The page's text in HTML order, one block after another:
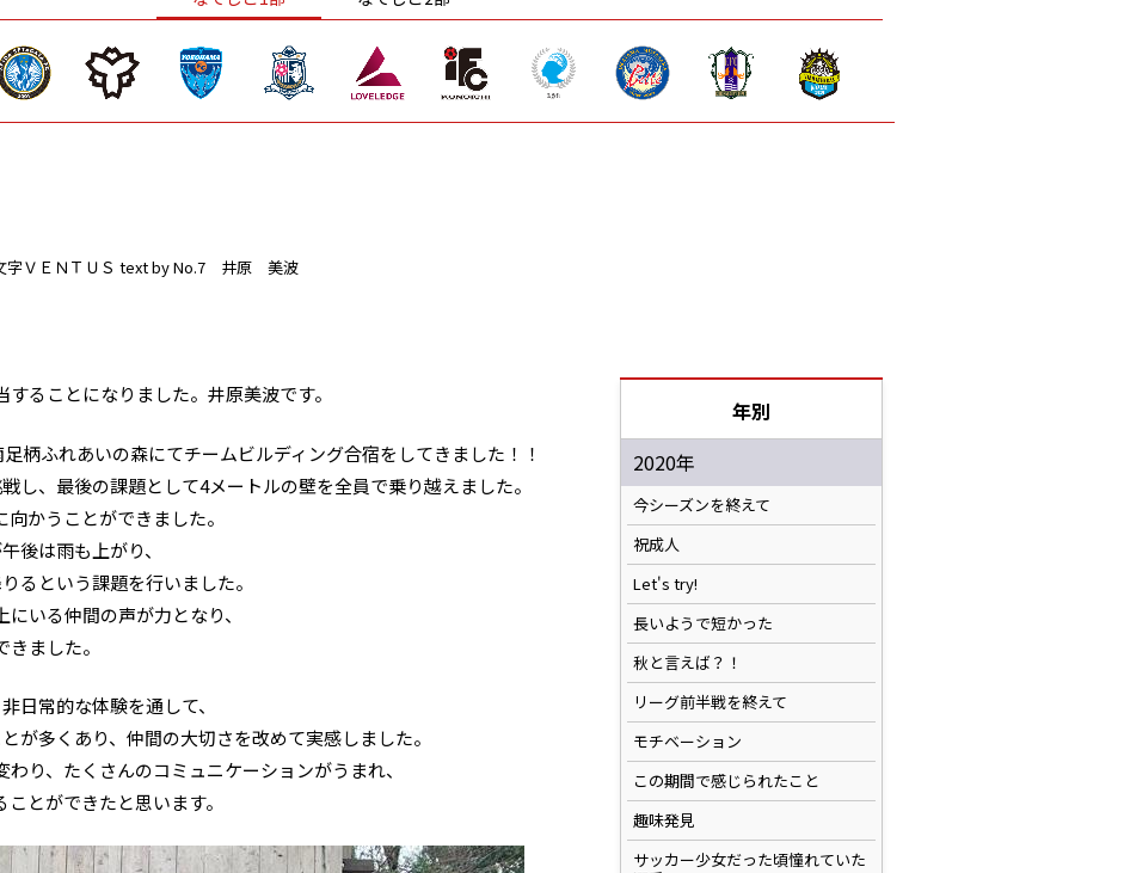
字ＶＥＮＴＵＳ text by No.7 井原 美波
ることになりました。井原美波です。
柄ふれあいの森にてチームビルディング合宿をしてきました！！
し、最後の課題として4メートルの壁を全員で乗り越えました。
かうことができました。
後は雨も上がり、
るという課題を行いました。
いる仲間の声が力となり、
ました。
日常的な体験を通して、
が多くあり、仲間の大切さを改めて実感しました。
り、たくさんのコミュニケーションがうまれ、
とができたと思います。
年別
2020年
今シーズンを終えて
祝成人
Let's try!
長いようで短かった
秋と言えば？！
リーグ前半戦を終えて
モチベーション
この期間で感じられたこと
趣味発見
サッカー少女だった頃憧れていた